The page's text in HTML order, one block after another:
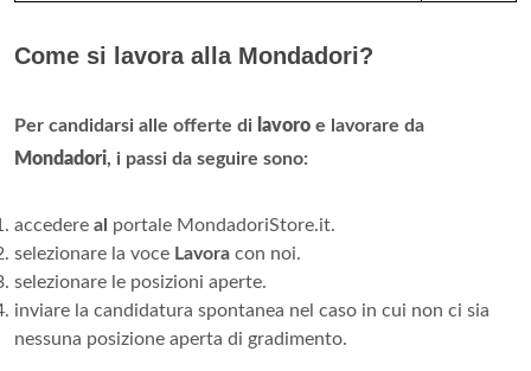
Come si lavora alla Mondadori?
Per candidarsi alle offerte di lavoro e lavorare da
Mondadori, i passi da seguire sono:
accedere al portale MondadoriStore.it.
selezionare la voce Lavora con noi.
selezionare le posizioni aperte.
inviare la candidatura spontanea nel caso in cui non ci sia
nessuna posizione aperta di gradimento.